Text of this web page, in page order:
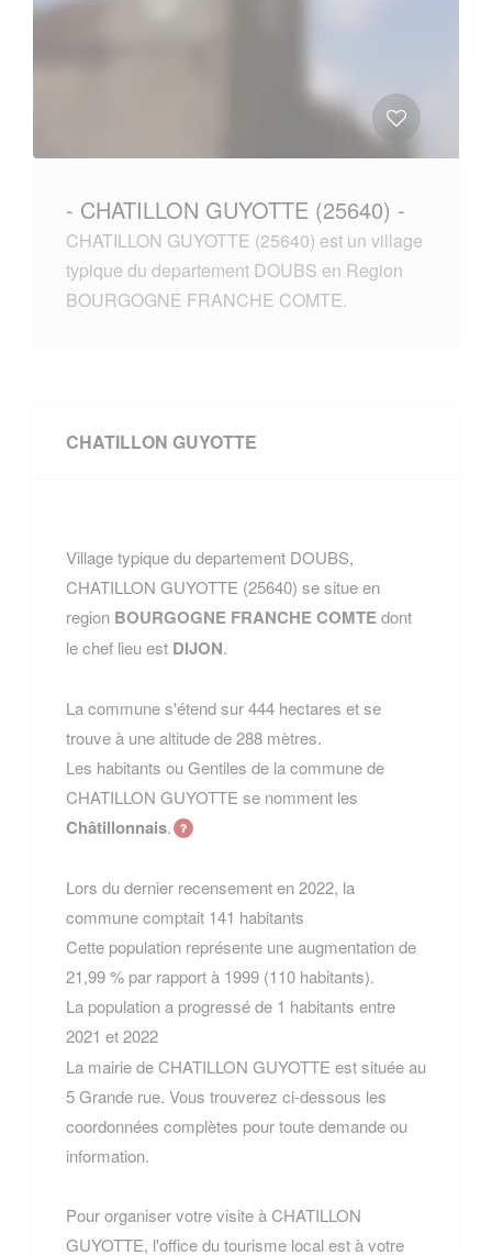
- CHATILLON GUYOTTE (25640) -
CHATILLON GUYOTTE (25640) est un village
typique du departement DOUBS en Region
BOURGOGNE FRANCHE COMTE.
CHATILLON GUYOTTE
Village typique du departement DOUBS,
CHATILLON GUYOTTE (25640) se situe en
region BOURGOGNE FRANCHE COMTEdont
le chef lieu est DIJON.
La commune s'étend sur 444 hectares et se
trouve à une altitude de 288 mètres.
Les habitants ou Gentiles de la commune de
CHATILLON GUYOTTE se nomment les
Châtillonnais.
Lors du dernier recensement en 2022, la
commune comptait 141 habitants
Cette population représente une augmentation de
21,99 % par rapport à 1999 (110 habitants).
La population a progressé de 1 habitants entre
2021 et 2022
La mairie de CHATILLON GUYOTTE est située au
5 Grande rue. Vous trouverez ci-dessous les
coordonnées complètes pour toute demande ou
information.
Pour organiser votre visite à CHATILLON
GUYOTTE, l'office du tourisme local est à votre